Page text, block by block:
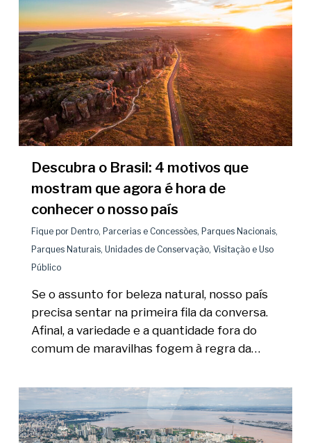
Descubra o Brasil: 4 motivos que
mostram que agora é hora de
conhecer o nosso país
Fique por Dentro, Parcerias e Concessões, Parques Nacionais,
Parques Naturais, Unidades de Conservação, Visitação e Uso
Público
Se o assunto for beleza natural, nosso país
precisa sentar na primeira fila da conversa.
Afinal, a variedade e a quantidade fora do
comum de maravilhas fogem à regra da…